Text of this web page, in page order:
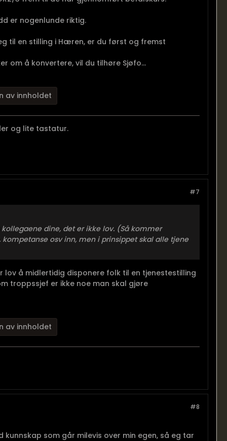
er nogenlunde riktig.
til en stilling i Hæren, er du først og fremst
om å konvertere, vil du tilhøre Sjøfo...
av innholdet
og lite tastatur.
#7
dine, det er ikke lov. (Så kommer
osv inn, men i prinsippet skal alle tjene
å midlertidig disponere folk til en tjenestestilling
troppssjef er ikke noe man skal gjøre
av innholdet
#8
som går milevis over min egen, så eg tar